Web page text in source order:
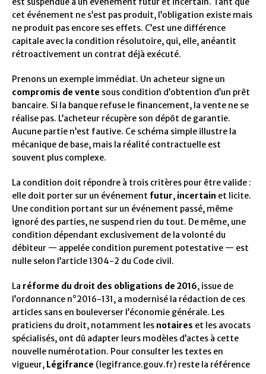
cet événement ne s’est pas produit, l’obligation existe mais
ne produit pas encore ses effets. C’est une différence
capitale avec la condition résolutoire, qui, elle, anéantit
rétroactivement un contrat déjà exécuté.
Prenons un exemple immédiat. Un acheteur signe un
compromis de vente sous condition d’obtention d’un prêt
bancaire. Si la banque refuse le financement, la vente ne se
réalise pas. L’acheteur récupère son dépôt de garantie.
Aucune partie n’est fautive. Ce schéma simple illustre la
mécanique de base, mais la réalité contractuelle est
souvent plus complexe.
La condition doit répondre à trois critères pour être valide :
elle doit porter sur un événement futur, incertain et licite.
Une condition portant sur un événement passé, même
ignoré des parties, ne suspend rien du tout. De même, une
condition dépendant exclusivement de la volonté du
débiteur — appelée condition purement potestative — est
nulle selon l’article 1304-2 du Code civil.
La réforme du droit des obligations de 2016, issue de
l’ordonnance n°2016-131, a modernisé la rédaction de ces
articles sans en bouleverser l’économie générale. Les
praticiens du droit, notamment les notaires et les avocats
spécialisés, ont dû adapter leurs modèles d’actes à cette
nouvelle numérotation. Pour consulter les textes en
vigueur, Légifrance (legifrance.gouv.fr) reste la référence